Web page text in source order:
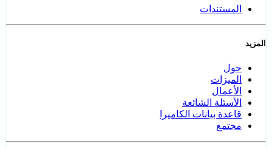
المستندات
المزيد
حول
الميزات
الأعمال
الأسئلة الشائعة
قاعدة بيانات الكاميرا
مجتمع